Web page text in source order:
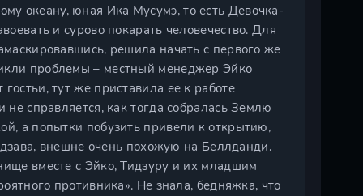
океану, юная Ика Мусумэ, то есть Девочка-
и сурово покарать человечество. Для
решила начать с первого же
проблемы – местный менеджер Эйко
тут же приставила ее к работе
справляется, как тогда собралась Землю
а попытки побузить привели к открытию,
внешне очень похожую на Беллданди.
вместе с Эйко, Тидзуру и их младшим
противника». Не знала, бедняжка, что